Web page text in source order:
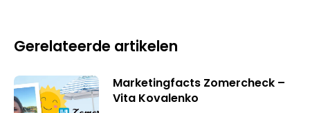
Gerelateerde artikelen
Marketingfacts Zomercheck –
Vita Kovalenko